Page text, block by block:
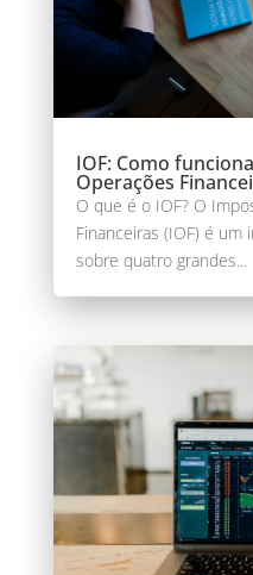
IOF: Como
Operações
O que é o IOF? O
Financeiras (IOF) é
sobre quatro grandes...